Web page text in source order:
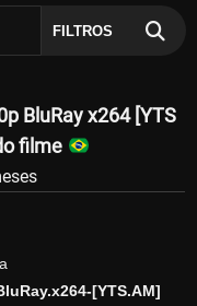
FILTROS
BluRay x264 [YTS
filme
[YTS.AM]